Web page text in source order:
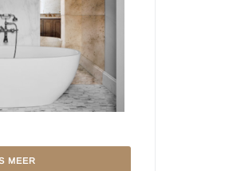
MEER